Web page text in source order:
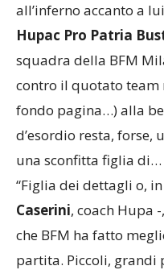
all’inferno accanto a
Hupac Pro Patria
squadra della BFM
contro il quotato team
fondo pagina…) alla
d’esordio resta,
una sconfitta figlia di…
“Figlia dei dettagli o,
Caserini, coach Hupa
che BFM ha fatto
partita. Piccoli, grandi